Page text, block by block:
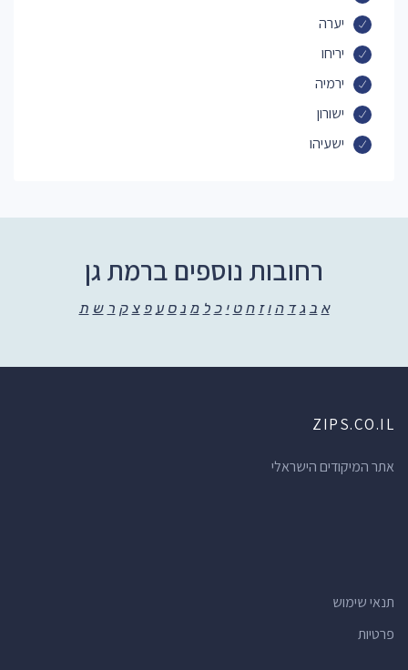
יערה
יריחו
ירמיה
ישורון
ישעיהו
רחובות נוספים ברמת גן
א ב ג ד ה ו ז ח ט י כ ל מ נ ס ע פ צ ק ר ש ת
ZIPS.CO.IL
אתר המיקודים הישראלי
תנאי שימוש
פרטיות